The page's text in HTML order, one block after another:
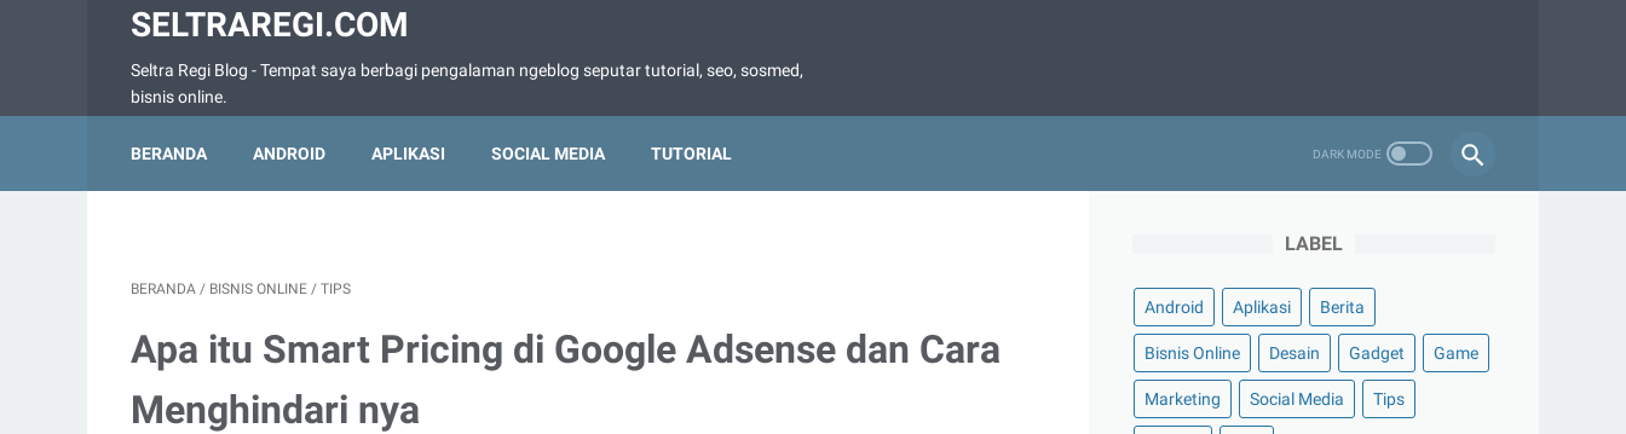
SELTRAREGI.COM
Seltra Regi Blog - Tempat saya berbagi pengalaman ngeblog seputar tutorial, seo, sosmed,
bisnis online.
BERANDA ANDROID APLIKASI SOCIAL MEDIA TUTORIAL
BERANDA / BISNIS ONLINE / TIPS
Apa itu Smart Pricing di Google Adsense dan Cara
Menghindari nya
LABEL
Android Aplikasi Berita
Bisnis Online Desain Gadget Game
Marketing Social Media Tips